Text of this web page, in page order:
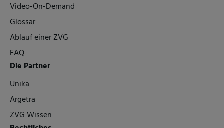
Video-On-Demand
Glossar
Ablauf einer ZVG
FAQ
Die Partner
Unika
Argetra
ZVG Wissen